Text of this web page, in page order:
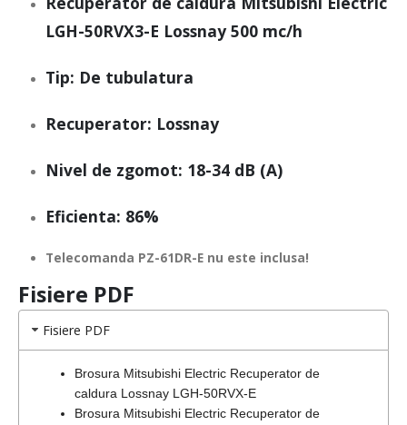
LGH-50RVX3-E Lossnay 500 mc/h
Tip: De tubulatura
Recuperator: Lossnay
Nivel de zgomot: 18-34 dB (A)
Eficienta: 86%
Telecomanda PZ-61DR-E nu este inclusa!
Fisiere PDF
Fisiere PDF
Brosura Mitsubishi Electric Recuperator de
caldura Lossnay LGH-50RVX-E
Brosura Mitsubishi Electric Recuperator de